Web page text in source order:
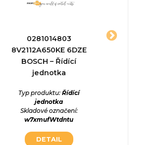
0281014803
8V2112A650KE 6DZE
BOSCH – Řídící
jednotka
Typ produktu: Řídící
jednotka
Skladové označení:
w7xmufWtdntu
DETAIL